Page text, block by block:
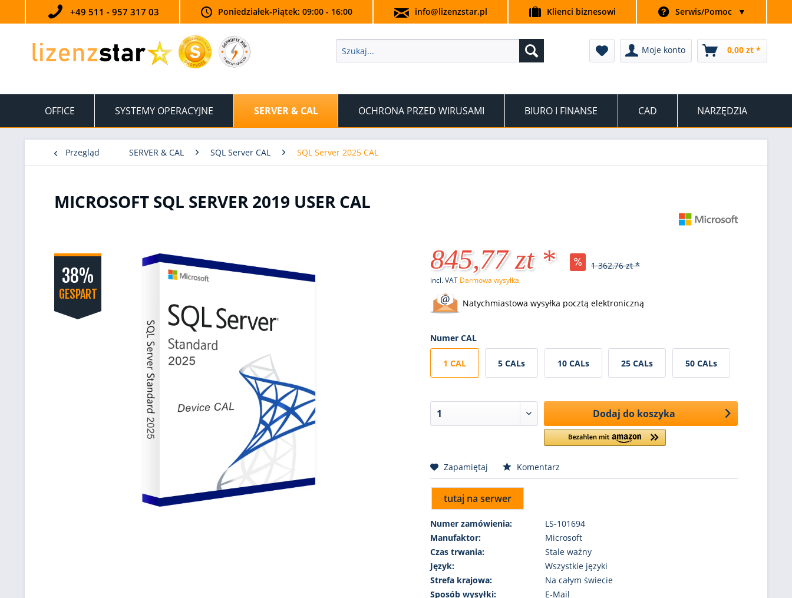
+49 511 - 957 317 03 Poniedziałek-Piątek: 09:00 - 16:00 info@lizenzstar.pl Klienci biznesowi Serwis/Pomoc ▼
Moje konto 0,00 zt *
OFFICE SYSTEMY OPERACYJNE SERVER & CAL OCHRONA PRZED WIRUSAMI BIURO I FINANSE CAD NARZĘDZIA
Przegląd SERVER & CAL SQL Server CAL SQL Server 2025 CAL
MICROSOFT SQL SERVER 2019 USER CAL
38%
GESPART
845,77 zt * 1 362,76 zt *
incl. VAT Darmowa wysyłka
Natychmiastowa wysyłka pocztą elektroniczną
Numer CAL
1 CAL 5 CALs 10 CALs 25 CALs 50 CALs
Dodaj do koszyka
Zapamiętaj Komentarz
tutaj na serwer
Numer zamówienia:
LS-101694
Manufaktor:
Microsoft
Czas trwania:
Stale ważny
Język:
Wszystkie języki
Strefa krajowa:
Na całym świecie
Sposób wysyłki:
E-Mail